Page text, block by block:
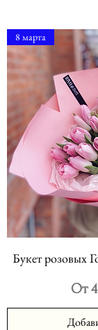
8 марта
Букет розовых
От